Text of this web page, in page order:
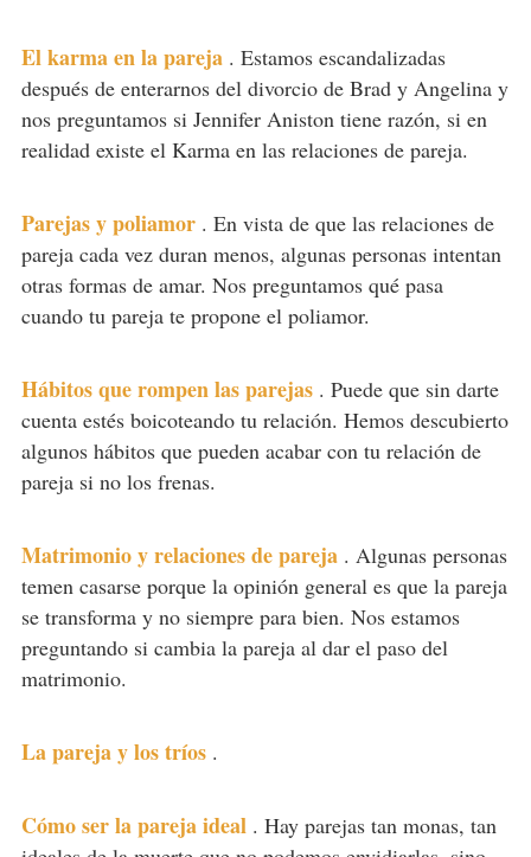
El karma en la pareja . Estamos escandalizadas
después de enterarnos del divorcio de Brad y Angelina y
nos preguntamos si Jennifer Aniston tiene razón, si en
realidad existe el Karma en las relaciones de pareja.
Parejas y poliamor . En vista de que las relaciones de
pareja cada vez duran menos, algunas personas intentan
otras formas de amar. Nos preguntamos qué pasa
cuando tu pareja te propone el poliamor.
Hábitos que rompen las parejas . Puede que sin darte
cuenta estés boicoteando tu relación. Hemos descubierto
algunos hábitos que pueden acabar con tu relación de
pareja si no los frenas.
Matrimonio y relaciones de pareja . Algunas personas
temen casarse porque la opinión general es que la pareja
se transforma y no siempre para bien. Nos estamos
preguntando si cambia la pareja al dar el paso del
matrimonio.
La pareja y los tríos .
Cómo ser la pareja ideal . Hay parejas tan monas, tan